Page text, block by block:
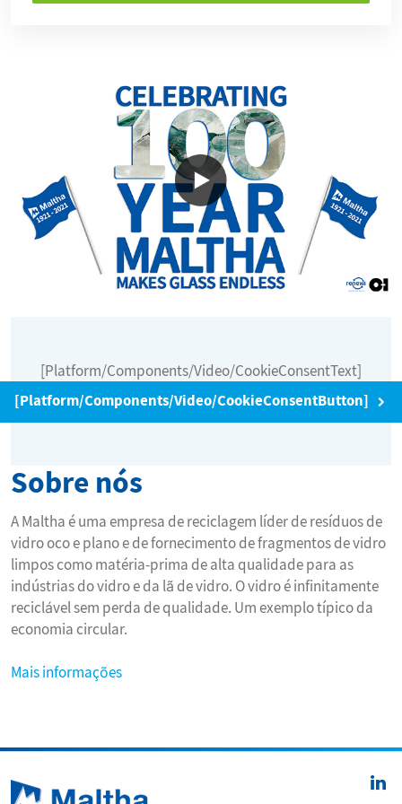
[Platform/Components/Video/CookieConsentText]
[Platform/Components/Video/CookieConsentButton]
Sobre nós
A Maltha é uma empresa de reciclagem líder de resíduos de
vidro oco e plano e de fornecimento de fragmentos de vidro
limpos como matéria-prima de alta qualidade para as
indústrias do vidro e da lã de vidro. O vidro é infinitamente
reciclável sem perda de qualidade. Um exemplo típico da
economia circular.
Mais informações